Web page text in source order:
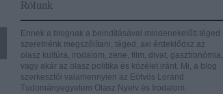
Rólunk
Ennek a blognak a beindításával mindenekelőtt téged
szeretnénk megszólítani, téged, aki érdeklődsz az
olasz kultúra, irodalom, zene, film, divat, gasztronómia,
vagy akár az olasz politika és közélet iránt. Mi, a blog
szerkesztői valamennyien az Eötvös Loránd
Tudományegyetem Olasz Nyelv és Irodalom